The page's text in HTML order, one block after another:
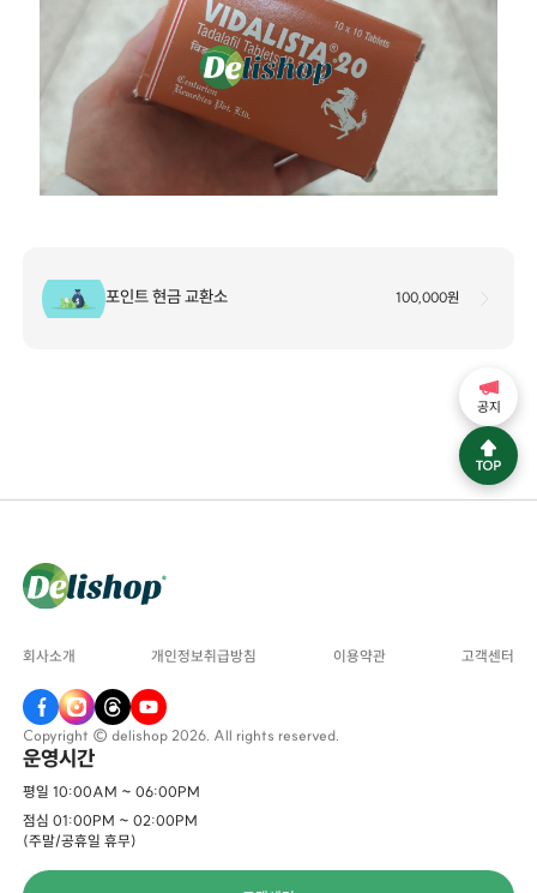
포인트 현금 교환소 100,000원
회사소개 개인정보취급방침 이용약관 고객센터
Copyright © delishop 2026. All rights reserved.
운영시간
평일 10:00AM ~ 06:00PM
점심 01:00PM ~ 02:00PM
(주말/공휴일 휴무)
공지